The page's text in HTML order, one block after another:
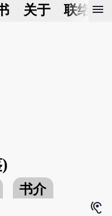
关于 联络我
menu
书介
hearing